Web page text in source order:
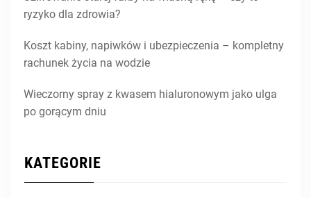
ryzyko dla zdrowia?
Koszt kabiny, napiwków i ubezpieczenia – kompletny
rachunek życia na wodzie
Wieczorny spray z kwasem hialuronowym jako ulga
po gorącym dniu
KATEGORIE